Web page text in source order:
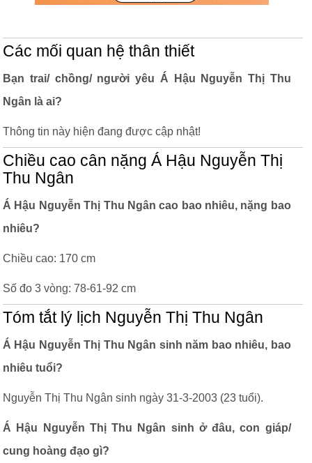
Các mối quan hệ thân thiết
Bạn trai/ chồng/ người yêu Á Hậu Nguyễn Thị Thu
Ngân là ai?
Thông tin này hiện đang được cập nhật!
Chiều cao cân nặng Á Hậu Nguyễn Thị
Thu Ngân
Á Hậu Nguyễn Thị Thu Ngân cao bao nhiêu, nặng bao
nhiêu?
Chiều cao: 170 cm
Số đo 3 vòng: 78-61-92 cm
Tóm tắt lý lịch Nguyễn Thị Thu Ngân
Á Hậu Nguyễn Thị Thu Ngân sinh năm bao nhiêu, bao
nhiêu tuổi?
Nguyễn Thị Thu Ngân sinh ngày 31-3-2003 (23 tuổi).
Á Hậu Nguyễn Thị Thu Ngân sinh ở đâu, con giáp/
cung hoàng đạo gì?